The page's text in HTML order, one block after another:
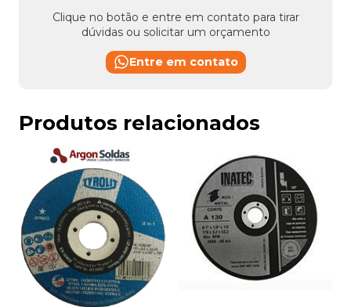
Clique no botão e entre em contato para tirar
dúvidas ou solicitar um orçamento
Entre em contato
Produtos relacionados